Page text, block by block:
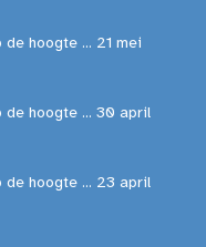
hoogte ... 21 mei
de hoogte ... 30 april
de hoogte ... 23 april